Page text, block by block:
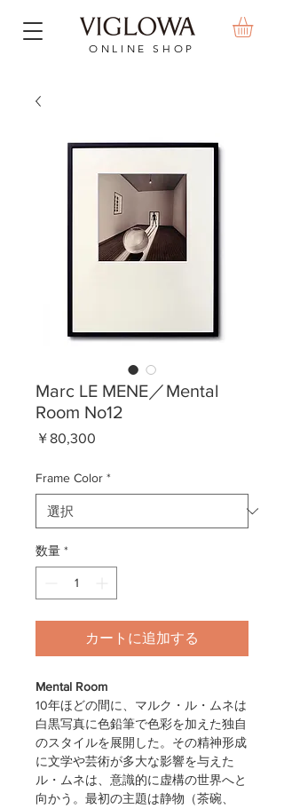
ONLINE SHOP
Marc LE MENE／Mental
Room No12
￥80,300
Frame Color *
数量 *
カートに追加する
Mental Room
10年ほどの間に、マルク・ル・ムネは
白黒写真に色鉛筆で色彩を加えた独自
のスタイルを展開した。その精神形成
に文学や芸術が多大な影響を与えた
ル・ムネは、意識的に虚構の世界へと
向かう。最初の主題は静物（茶碗、